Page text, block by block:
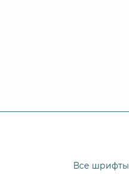
Все шрифты